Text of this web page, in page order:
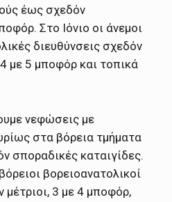
έως σχεδόν
Στο Ιόνιο οι άνεμοι
διευθύνσεις σχεδόν
4 με 5 μποφόρ και τοπικά
νεφώσεις με
στα βόρεια τμήματα
σποραδικές καταιγίδες.
βορειοανατολικοί
3 με 4 μποφόρ,